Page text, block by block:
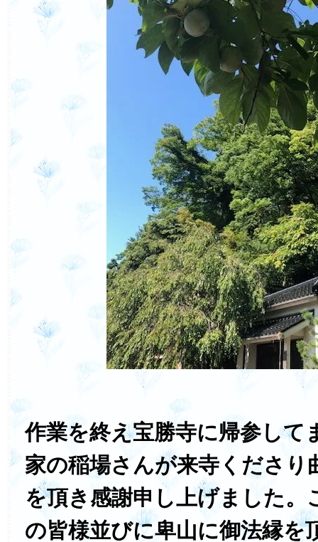
作業を終え宝勝寺に帰参して
家の稲場さんが来寺くださり
を頂き感謝申し上げました。
の皆様並びに卑山に御法縁を